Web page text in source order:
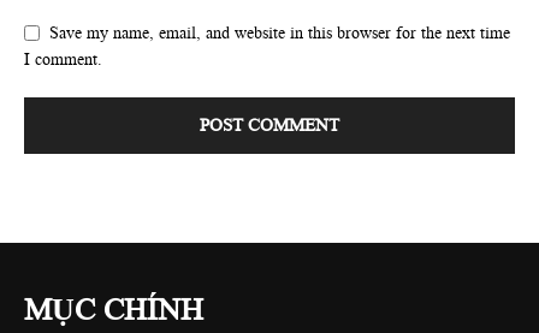
Save my name, email, and website in this browser for the next time
I comment.
MỤC CHÍNH